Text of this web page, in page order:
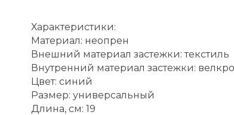
Характеристики:
Материал: неопрен
Внешний материал застежки: текстиль
Внутренний материал застежки: велкро
Цвет: синий
Размер: универсальный
Длина, см: 19